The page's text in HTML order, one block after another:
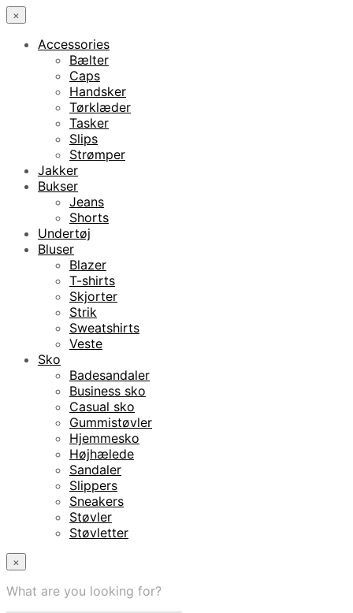
×
Accessories
Bælter
Caps
Handsker
Tørklæder
Tasker
Slips
Strømper
Jakker
Bukser
Jeans
Shorts
Undertøj
Bluser
Blazer
T-shirts
Skjorter
Strik
Sweatshirts
Veste
Sko
Badesandaler
Business sko
Casual sko
Gummistøvler
Hjemmesko
Højhælede
Sandaler
Slippers
Sneakers
Støvler
Støvletter
×
What are you looking for?